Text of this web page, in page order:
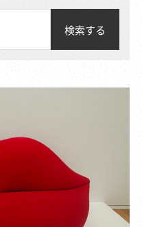
検索する